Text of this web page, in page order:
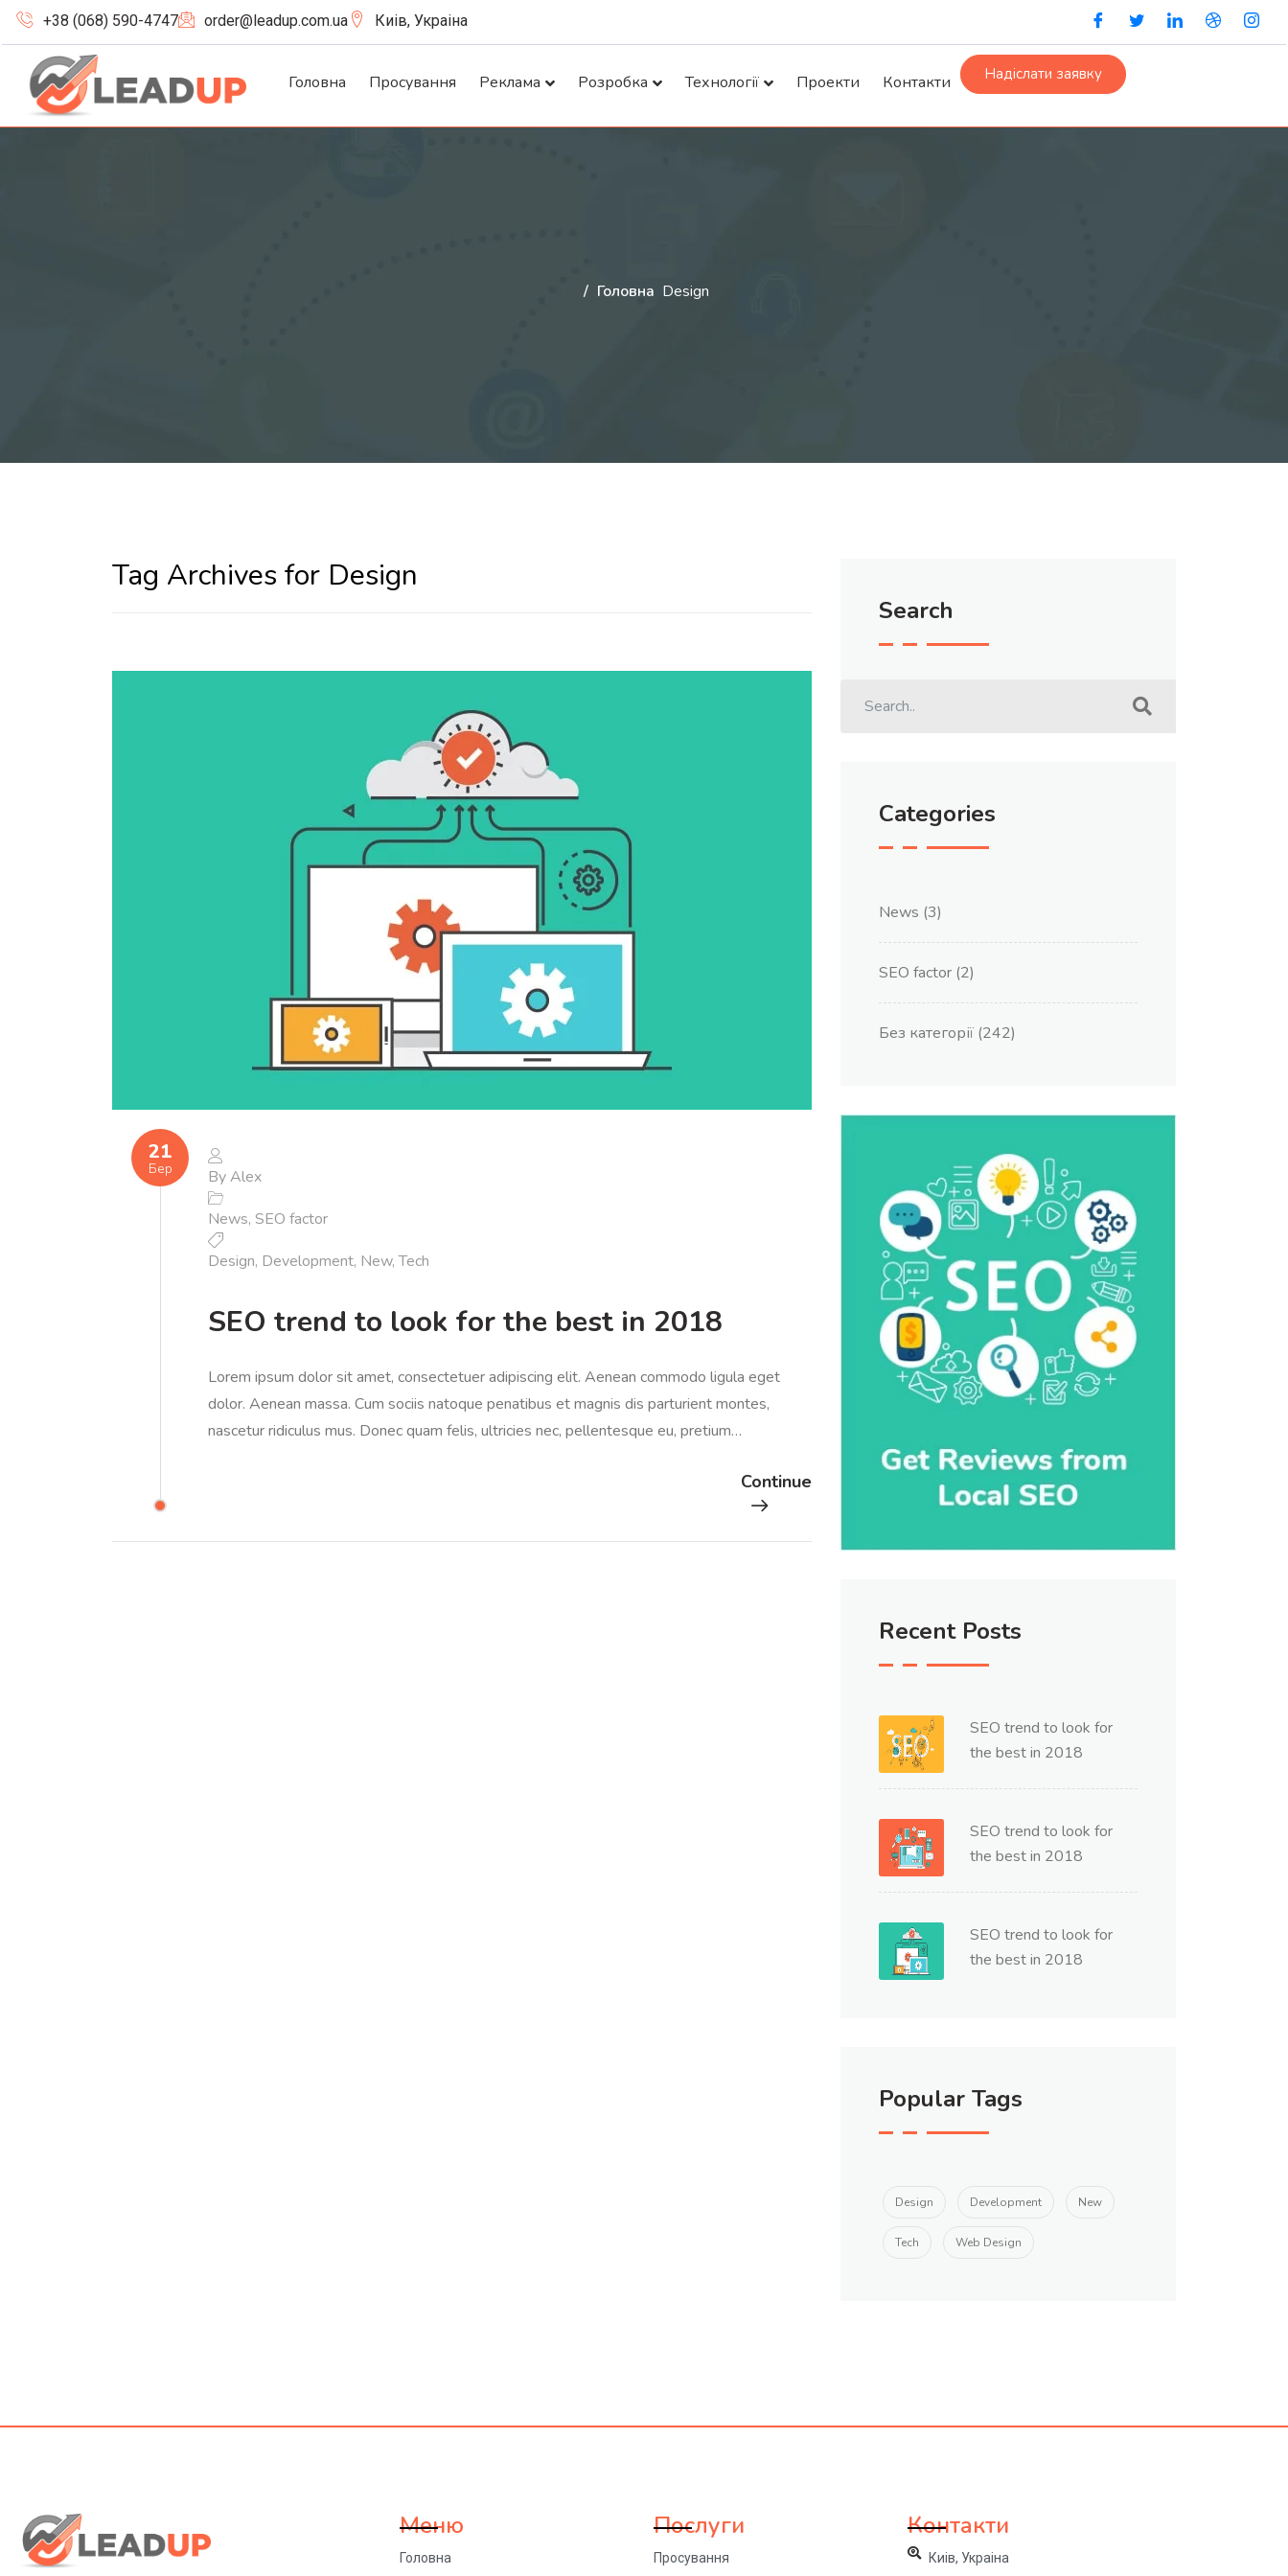
+38 (068) 590-4747 order@leadup.com.ua Киів, Украіна
Головна Просування Реклама Розробка Технології Проекти Контакти Надіслати заявку
Головна Design
Tag Archives for Design
21
Бер ByAlex
News, SEO factor
Design, Development, New,Tech
SEO trend to look for the best in 2018
Lorem ipsum dolor sit amet, consectetuer adipiscing elit. Aenean commodo ligula eget
dolor. Aenean massa. Cum sociis natoque penatibus et magnis dis parturient montes,
nascetur ridiculus mus. Donec quam felis, ultricies nec, pellentesque eu, pretium…
Continue
Search
Categories
News (3)
SEO factor (2)
Без категорії (242)
Recent Posts
SEO trend to look for
the best in 2018
SEO trend to look for
the best in 2018
SEO trend to look for
the best in 2018
Popular Tags
Design Development New
Tech Web Design
Меню
Головна
Послуги
Просування
Контакти
Киів, Украіна